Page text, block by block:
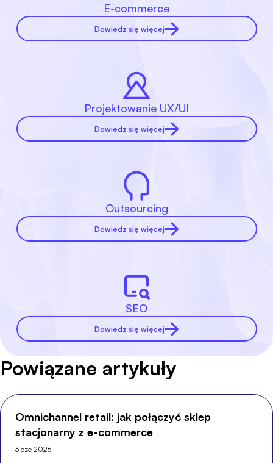
E-commerce
Dowiedz się więcej
Projektowanie UX/UI
Dowiedz się więcej
Outsourcing
Dowiedz się więcej
SEO
Dowiedz się więcej
Powiązane artykuły
Omnichannel retail: jak połączyć sklep
stacjonarny z e-commerce
3 cze 2026